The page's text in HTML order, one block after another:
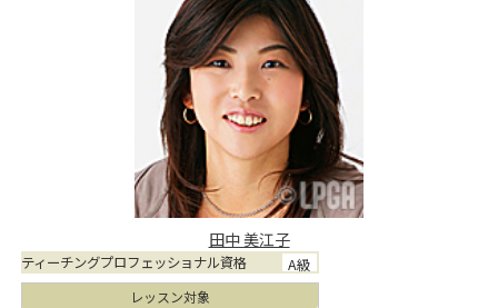
田中 美江子
ティーチングプロフェッショナル資格 A級
レッスン対象